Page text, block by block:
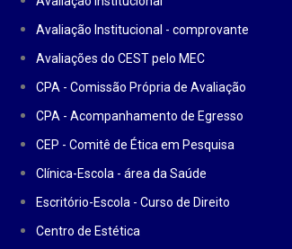
Avaliação Institucional - comprovante
Avaliações do CEST pelo MEC
CPA - Comissão Própria de Avaliação
CPA - Acompanhamento de Egresso
CEP - Comitê de Ética em Pesquisa
Clínica-Escola - área da Saúde
Escritório-Escola - Curso de Direito
Centro de Estética